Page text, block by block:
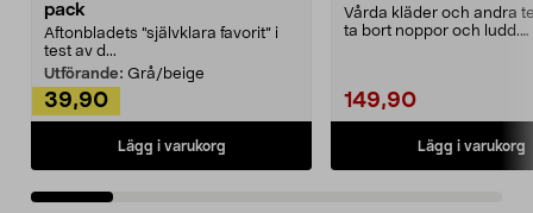
pack
Aftonbladets "självklara favorit” i
test av d...
Utförande: Grå/beige
39,90
Lägg i varukorg
Vårda kläder och andra
ta bort noppor och ludd.
149,90
Lägg i varukorg